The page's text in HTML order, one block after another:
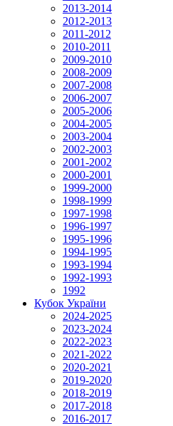
2013-2014
2012-2013
2011-2012
2010-2011
2009-2010
2008-2009
2007-2008
2006-2007
2005-2006
2004-2005
2003-2004
2002-2003
2001-2002
2000-2001
1999-2000
1998-1999
1997-1998
1996-1997
1995-1996
1994-1995
1993-1994
1992-1993
1992
Кубок України
2024-2025
2023-2024
2022-2023
2021-2022
2020-2021
2019-2020
2018-2019
2017-2018
2016-2017